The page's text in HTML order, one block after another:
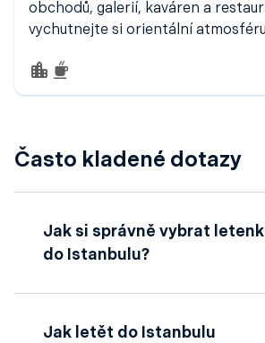
obchodů, galerií, kaváren a
vychutnejte si orientální
Často kladené dotazy
Jak si správně vybrat
do Istanbulu?
branou mezi Evropou a Asií? Najít
Jak letět do Istanbulu